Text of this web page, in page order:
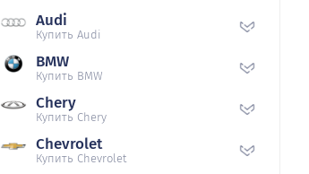
Audi
Купить Audi
BMW
Купить BMW
Chery
Купить Chery
Chevrolet
Купить Chevrolet